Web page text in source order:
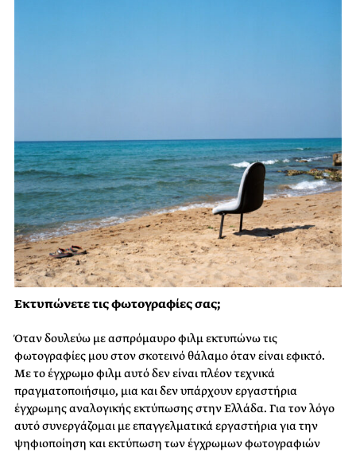
Εκτυπώνετε τις φωτογραφίες σας;
Όταν δουλεύω με ασπρόμαυρο φιλμ εκτυπώνω τις
φωτογραφίες μου στον σκοτεινό θάλαμο όταν είναι εφικτό.
Με το έγχρωμο φιλμ αυτό δεν είναι πλέον τεχνικά
πραγματοποιήσιμο, μια και δεν υπάρχουν εργαστήρια
έγχρωμης αναλογικής εκτύπωσης στην Ελλάδα. Για τον λόγο
αυτό συνεργάζομαι με επαγγελματικά εργαστήρια για την
ψηφιοποίηση και εκτύπωση των έγχρωμων φωτογραφιών